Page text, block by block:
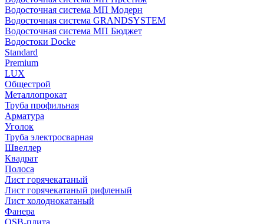
Водосточная система МП Модерн
Водосточная система GRANDSYSTEM
Водосточная система МП Бюджет
Водостоки Docke
Standard
Premium
LUX
Общестрой
Металлопрокат
Труба профильная
Арматура
Уголок
Труба электросварная
Швеллер
Квадрат
Полоса
Лист горячекатаный
Лист горячекатаный рифленый
Лист холоднокатаный
Фанера
OSB-плита